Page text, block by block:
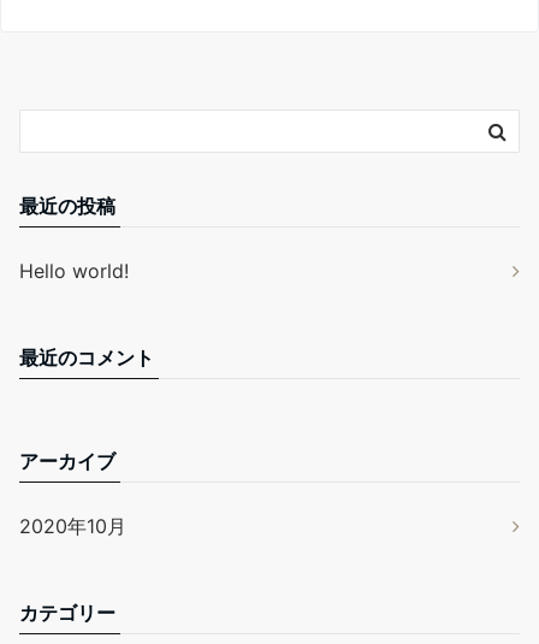
最近の投稿
Hello world!
最近のコメント
アーカイブ
2020年10月
カテゴリー